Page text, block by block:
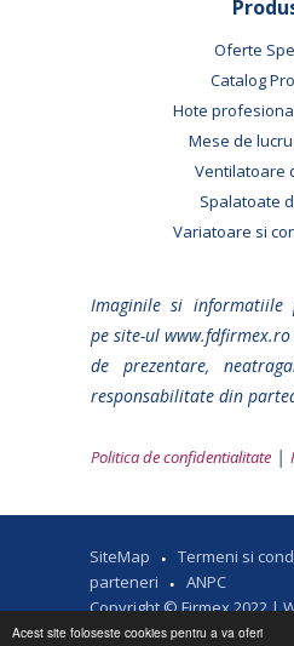
Acest site foloseste cookies pentru a va oferi
Oferte
Catalog
Hote
Mese de
Ventilatoare
Spalatoate
Variatoare si
Imaginile si informatiile
pe site-ul
de prezentare,
responsabilitate din
Politica de confidentialitate |
SiteMap Termeni si
parteneri
ANPC
Copyright © Firmex 2022 |
Chiuveta profesionala din